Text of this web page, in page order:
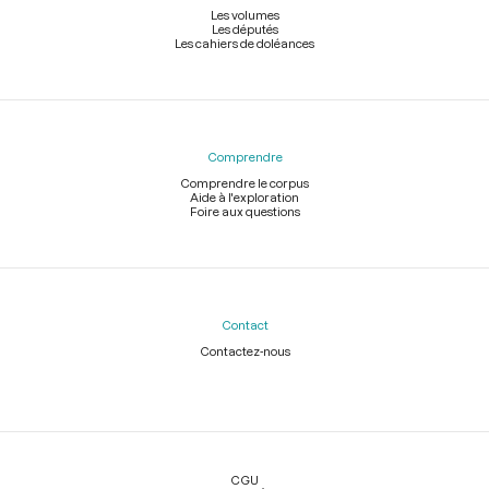
Les volumes
Les députés
Les cahiers de doléances
Comprendre
Comprendre le corpus
Aide à l'exploration
Foire aux questions
Contact
Contactez-nous
Légal
CGU